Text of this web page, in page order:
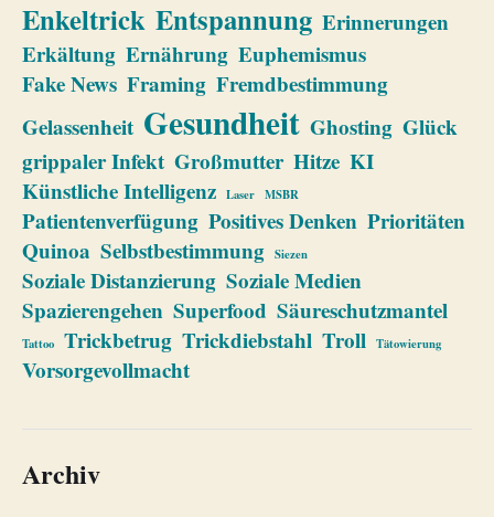
Enkeltrick Entspannung Erinnerungen
Erkältung Ernährung Euphemismus
Fake News Framing Fremdbestimmung
Gelassenheit Gesundheit Ghosting Glück
grippaler Infekt Großmutter Hitze KI
Künstliche Intelligenz Laser MSBR
Patientenverfügung Positives Denken Prioritäten
Quinoa Selbstbestimmung Siezen
Soziale Distanzierung Soziale Medien
Spazierengehen Superfood Säureschutzmantel
Tattoo Trickbetrug Trickdiebstahl Troll Tätowierung
Vorsorgevollmacht
Archiv